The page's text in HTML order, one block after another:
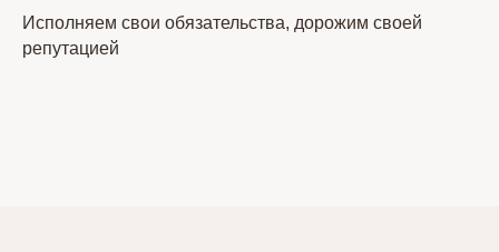
Исполняем свои обязательства, дорожим своей
репутацией